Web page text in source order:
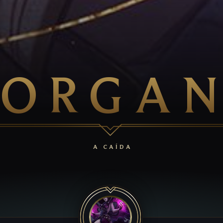
A CAÍDA